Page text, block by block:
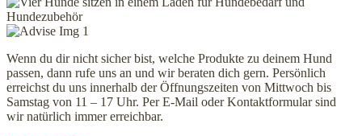
Wenn du dir nicht sicher bist, welche Produkte zu deinem Hund
passen, dann rufe uns an und wir beraten dich gern. Persönlich
erreichst du uns innerhalb der Öffnungszeiten von Mittwoch bis
Samstag von 11 – 17 Uhr. Per E-Mail oder Kontaktformular sind
wir natürlich immer erreichbar.